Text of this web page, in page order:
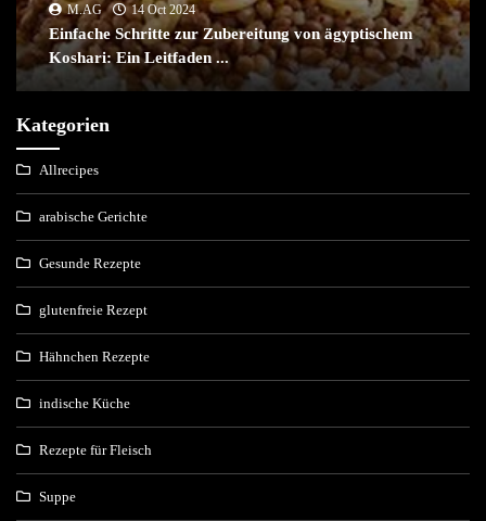
M.AG
14 Oct 2024
Einfache Schritte zur Zubereitung von ägyptischem
Koshari: Ein Leitfaden ...
Kategorien
Allrecipes
arabische Gerichte
Gesunde Rezepte
glutenfreie Rezept
Hähnchen Rezepte
indische Küche
Rezepte für Fleisch
Suppe